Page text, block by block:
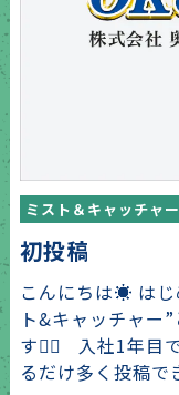
ミスト＆キャッチャ
初投稿
こんにちは☀️ は
ト&キャッチャー
す✌🏻 入社1年目
るだけ多く投稿